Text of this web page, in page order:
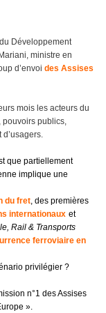
Développement
ministre en
d’envoi des Assises
mois les acteurs du
pouvoirs publics,
que partiellement
implique une
du fret, des premières
internationaux et
Rail & Transports
ferroviaire en
privilégier ?
n°1 des Assises
».